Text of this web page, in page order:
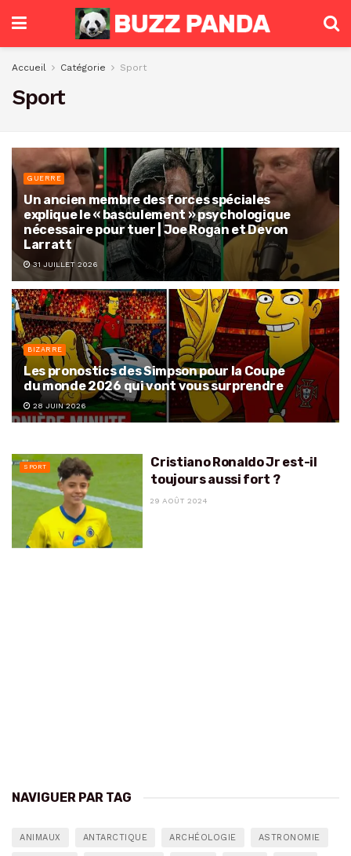
Accueil Catégorie Sport
Sport
GUERRE
Un ancien membre des forces spéciales
explique le « basculement » psychologique
nécessaire pour tuer | Joe Rogan et Devon
Larratt
31 JUILLET 2026
BIZARRE
Les pronostics des Simpson pour la Coupe
du monde 2026 qui vont vous surprendre
28 JUIN 2026
SPORT
Cristiano Ronaldo Jr est-il
toujours aussi fort ?
29 AOÛT 2024
NAVIGUER PAR TAG
ANIMAUX ANTARCTIQUE ARCHÉOLOGIE ASTRONOMIE